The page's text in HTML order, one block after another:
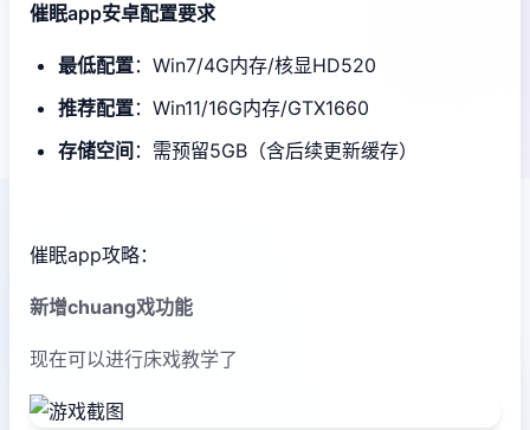
催眠app安卓配置要求
​最低配置​​：Win7/4G内存/核显HD520
​推荐配置​​：Win11/16G内存/GTX1660
​存储空间​ ​：需预留5GB（含后续更新缓存）
催眠app攻略：
新增chuang戏功能
现在可以进行床戏教学了